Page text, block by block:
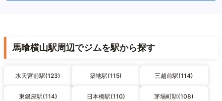
馬喰横山駅周辺でジムを駅から探す
水天宮前駅(123) 築地駅(115) 三越前駅(114)
東銀座駅(114) 日本橋駅(110) 茅場町駅(108)